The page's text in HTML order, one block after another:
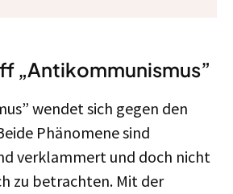
„Antikommunismus”
wendet sich gegen den
Phänomene sind
verklammert und doch nicht
zu betrachten. Mit der